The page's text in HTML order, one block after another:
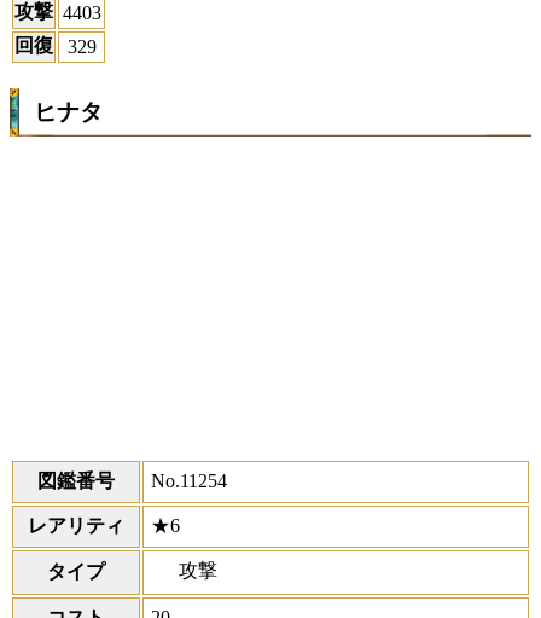
攻撃 4403
回復
329
ヒナタ
図鑑番号 No.11254
レアリティ ★6
タイプ 攻撃